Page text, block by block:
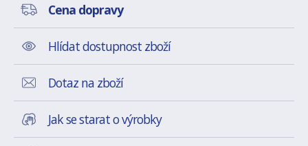
Cena dopravy
Hlídat dostupnost zboží
Dotaz na zboží
Jak se starat o výrobky